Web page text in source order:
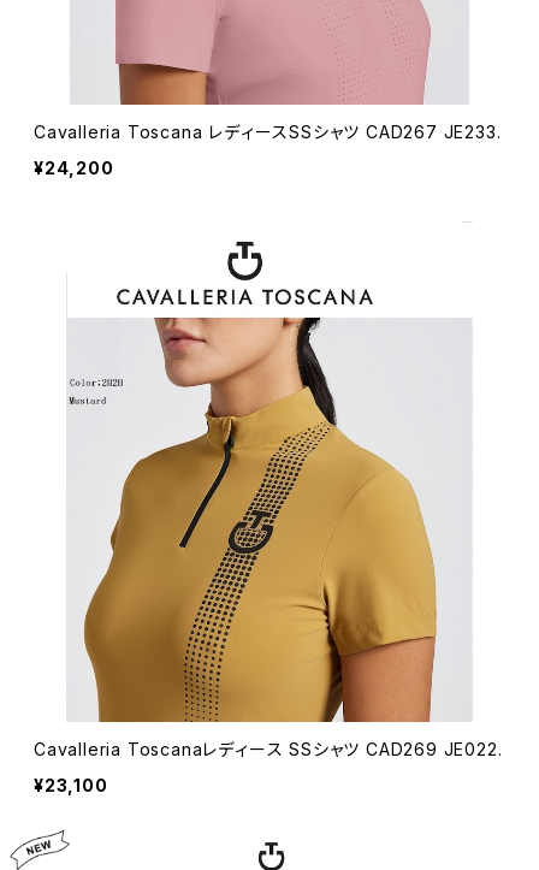
Cavalleria Toscana レディースSSシャツ CAD267 JE233.
¥24,200
Cavalleria Toscanaレディース SSシャツ CAD269 JE022.
¥23,100